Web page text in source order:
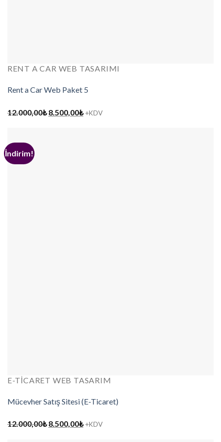
RENT A CAR WEB TASARIMI
Rent a Car Web Paket 5
12.000,00₺ Orijinal
8.500,00₺Şu
+KDV
İndirim!
E-TICARET WEB TASARIM
Mücevher Satış Sitesi (E-Ticaret)
12.000,00₺ Orijinal
8.500,00₺Şu
+KDV